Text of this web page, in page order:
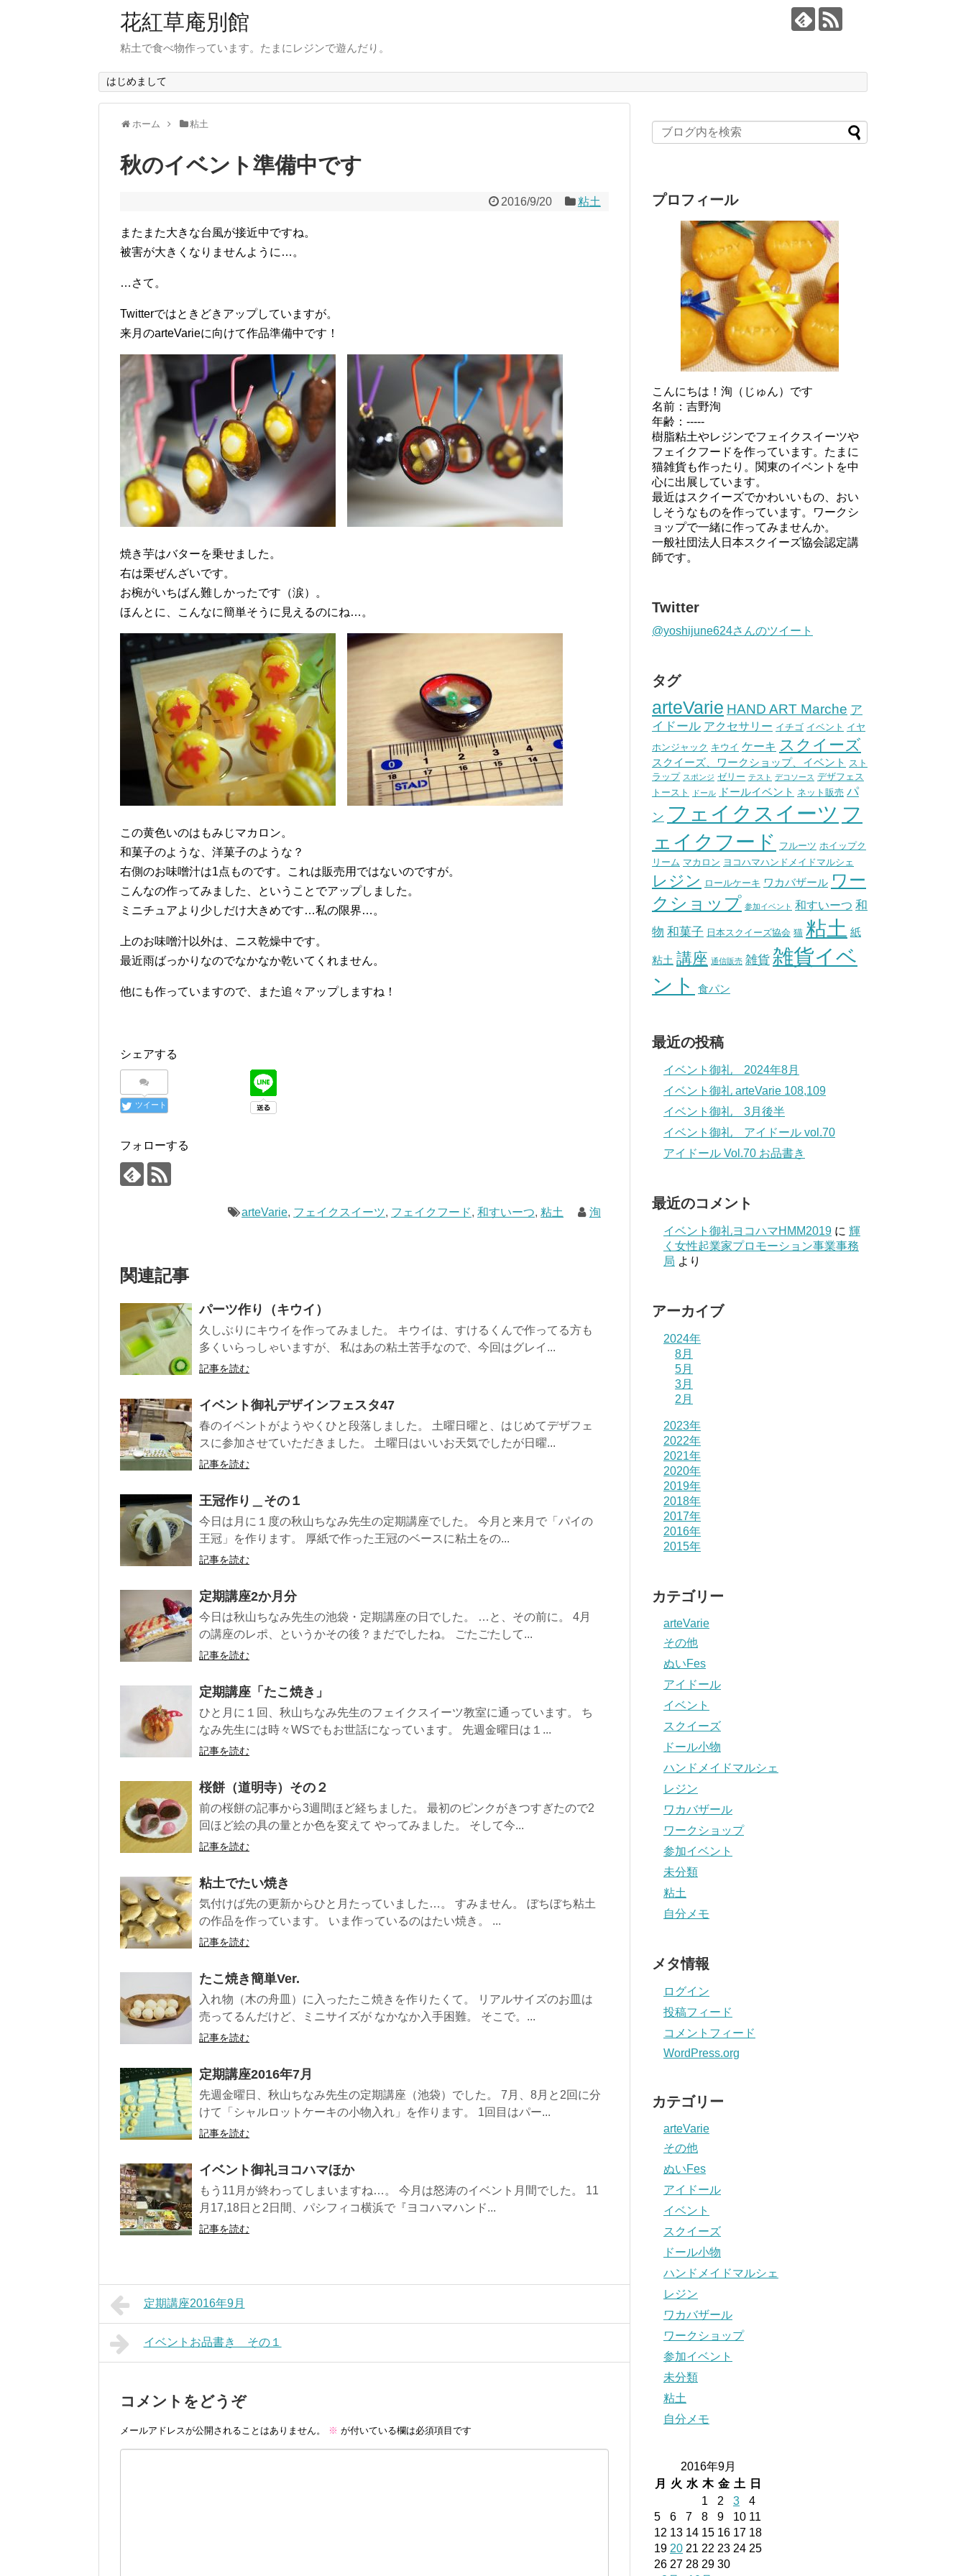
花紅草庵別館
粘土で食べ物作っています。たまにレジンで遊んだり。
はじめまして
ホーム 粘土
秋のイベント準備中です
2016/9/20 粘土
またまた大きな台風が接近中ですね。
被害が大きくなりませんように…。
…さて。
Twitterではときどきアップしていますが。
来月のarteVarieに向けて作品準備中です！
焼き芋はバターを乗せました。
右は栗ぜんざいです。
お椀がいちばん難しかったです（涙）。
ほんとに、こんなに簡単そうに見えるのにね…。
この黄色いのはもみじマカロン。
和菓子のような、洋菓子のような？
右側のお味噌汁は1点ものです。これは販売用ではないのですが。
こんなの作ってみました、ということでアップしました。
ミニチュアより少しだけ大きめです…私の限界…。
上のお味噌汁以外は、ニス乾燥中です。
最近雨ばっかりなのでなかなか乾いてくれません。
他にも作っていますので、また追々アップしますね！
シェアする
ツイート
フォローする
arteVarie, フェイクスイーツ, フェイクフード,和すいーつ,粘土 洵
関連記事
パーツ作り（キウイ）
久しぶりにキウイを作ってみました。 キウイは、すけるくんで作ってる方も
多くいらっしゃいますが、 私はあの粘土苦手なので、今回はグレイ...
記事を読む
イベント御礼デザインフェスタ47
春のイベントがようやくひと段落しました。 土曜日曜と、はじめてデザフェ
スに参加させていただきました。 土曜日はいいお天気でしたが日曜...
記事を読む
王冠作り＿その１
今日は月に１度の秋山ちなみ先生の定期講座でした。 今月と来月で「パイの
王冠」を作ります。 厚紙で作った王冠のベースに粘土をの...
記事を読む
定期講座2か月分
今日は秋山ちなみ先生の池袋・定期講座の日でした。 …と、その前に。 4月
の講座のレポ、というかその後？まだでしたね。 ごたごたして...
記事を読む
定期講座「たこ焼き」
ひと月に１回、秋山ちなみ先生のフェイクスイーツ教室に通っています。 ち
なみ先生には時々WSでもお世話になっています。 先週金曜日は１...
記事を読む
桜餅（道明寺）その２
前の桜餅の記事から3週間ほど経ちました。 最初のピンクがきつすぎたので2
回ほど絵の具の量とか色を変えて やってみました。 そして今...
記事を読む
粘土でたい焼き
気付けば先の更新からひと月たっていました…。 すみません。 ぼちぼち粘土
の作品を作っています。 いま作っているのはたい焼き。 ...
記事を読む
たこ焼き簡単Ver.
入れ物（木の舟皿）に入ったたこ焼きを作りたくて。 リアルサイズのお皿は
売ってるんだけど、ミニサイズが なかなか入手困難。 そこで。...
記事を読む
定期講座2016年7月
先週金曜日、秋山ちなみ先生の定期講座（池袋）でした。 7月、8月と2回に分
けて「シャルロットケーキの小物入れ」を作ります。 1回目はパー...
記事を読む
イベント御礼ヨコハマほか
もう11月が終わってしまいますね…。 今月は怒涛のイベント月間でした。 11
月17,18日と2日間、パシフィコ横浜で『ヨコハマハンド...
記事を読む
定期講座2016年9月
イベントお品書き その１
コメントをどうぞ
メールアドレスが公開されることはありません。 ※ が付いている欄は必須項目です
プロフィール
こんにちは！洵（じゅん）です
名前：吉野洵
年齢：-----
樹脂粘土やレジンでフェイクスイーツや
フェイクフードを作っています。たまに
猫雑貨も作ったり。関東のイベントを中
心に出展しています。
最近はスクイーズでかわいいもの、おい
しそうなものを作っています。ワークシ
ョップで一緒に作ってみませんか。
一般社団法人日本スクイーズ協会認定講
師です。
Twitter
@yoshijune624さんのツイート
タグ
arteVarie HAND ART Marche ア
イドール アクセサリー イチゴ イベント イヤ
ホンジャック キウイ ケーキ スクイーズ
スクイーズ、ワークショップ、イベント スト
ラップ スポンジ ゼリー テスト デコソース デザフェス
トースト
ドール ドールイベント ネット販売 パ
ン フェイクスイーツ フ
ェイクフード フルーツ ホイップク
リーム マカロン ヨコハマハンドメイドマルシェ
レジン ロールケーキ ワカバザール ワー
クショップ 参加イベント 和すいーつ 和
物 和菓子 日本スクイーズ協会 猫 粘土 紙
粘土 講座 通信販売 雑貨 雑貨イベ
ント
食パン
最近の投稿
イベント御礼 2024年8月
イベント御礼 arteVarie 108,109
イベント御礼 3月後半
イベント御礼 アイドール vol.70
アイドール Vol.70 お品書き
最近のコメント
イベント御礼ヨコハマHMM2019 に 輝
く女性起業家プロモーション事業事務
局 より
アーカイブ
2024年
8月
5月
3月
2月
2023年
2022年
2021年
2020年
2019年
2018年
2017年
2016年
2015年
カテゴリー
arteVarie
その他
ぬいFes
アイドール
イベント
スクイーズ
ドール小物
ハンドメイドマルシェ
レジン
ワカバザール
ワークショップ
参加イベント
未分類
粘土
自分メモ
メタ情報
ログイン
投稿フィード
コメントフィード
WordPress.org
カテゴリー
arteVarie
その他
ぬいFes
アイドール
イベント
スクイーズ
ドール小物
ハンドメイドマルシェ
レジン
ワカバザール
ワークショップ
参加イベント
未分類
粘土
自分メモ
2016年9月
月
火 水 木 金 土
日
1
2 3
4
5
6 7 8 9 10 11
12 13 14 15 16 17 18
19 20 21 22 23 24 25
26 27 28 29 30